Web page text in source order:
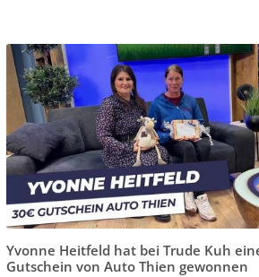
Yvonne Heitfeld hat bei Trude Kuh
Gutschein von Auto Thien gewonnen